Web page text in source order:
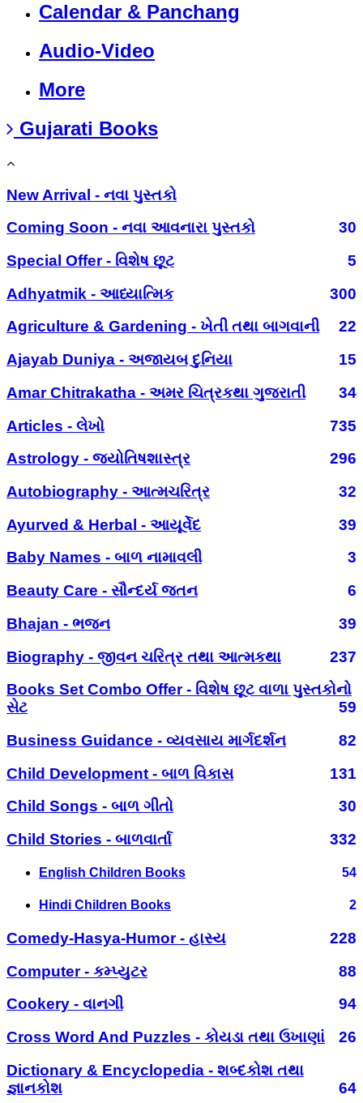
Calendar & Panchang
Audio-Video
More
Gujarati Books
New Arrival - નવા પુસ્તકો
Coming Soon - નવા આવનારા પુસ્તકો
30
Special Offer - વિશેષ છૂટ
5
Adhyatmik - આધ્યાત્મિક
300
Agriculture & Gardening - ખેતી તથા બાગવાની
22
Ajayab Duniya - અજાયબ દુનિયા
15
Amar Chitrakatha - અમર ચિત્રકથા ગુજરાતી
34
Articles - લેખો
735
Astrology - જ્યોતિષશાસ્ત્ર
296
Autobiography - આત્મચરિત્ર
32
Ayurved & Herbal - આયૂર્વેદ
39
Baby Names - બાળ નામાવલી
3
Beauty Care - સૌન્દર્ય જતન
6
Bhajan - ભજન
39
Biography - જીવન ચરિત્ર તથા આત્મકથા
237
Books Set Combo Offer - વિશેષ છૂટ વાળા પુસ્તકોનો
સેટ
59
Business Guidance - વ્યવસાય માર્ગદર્શન
82
Child Development - બાળ વિકાસ
131
Child Songs - બાળ ગીતો
30
Child Stories - બાળવાર્તા
332
English Children Books 54
Hindi Children Books 2
Comedy-Hasya-Humor - હાસ્ય
228
Computer - કમ્પ્યુટર
88
Cookery - વાનગી
94
Cross Word And Puzzles - કોયડા તથા ઉખાણાં
26
Dictionary & Encyclopedia - શબ્દકોશ તથા
જ્ઞાનકોશ
64